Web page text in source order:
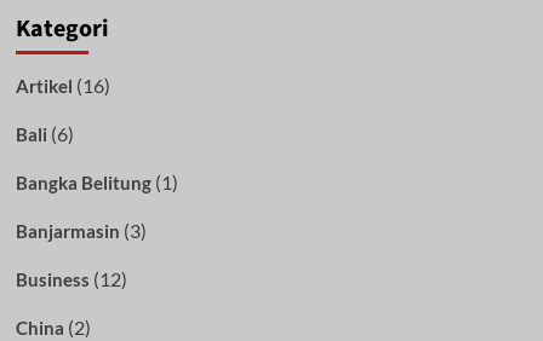
Kategori
Artikel (16)
Bali (6)
Bangka Belitung(1)
Banjarmasin (3)
Business (12)
China (2)